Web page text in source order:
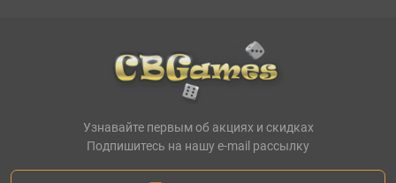
Узнавайте первым об акциях и скидках
Подпишитесь на нашу e-mail рассылку